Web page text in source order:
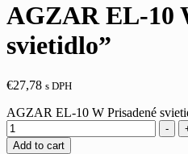
AGZAR EL-10
svietidlo”
€27,78 s DPH
AGZAR EL-10 W Prisadené
-
Add to cart